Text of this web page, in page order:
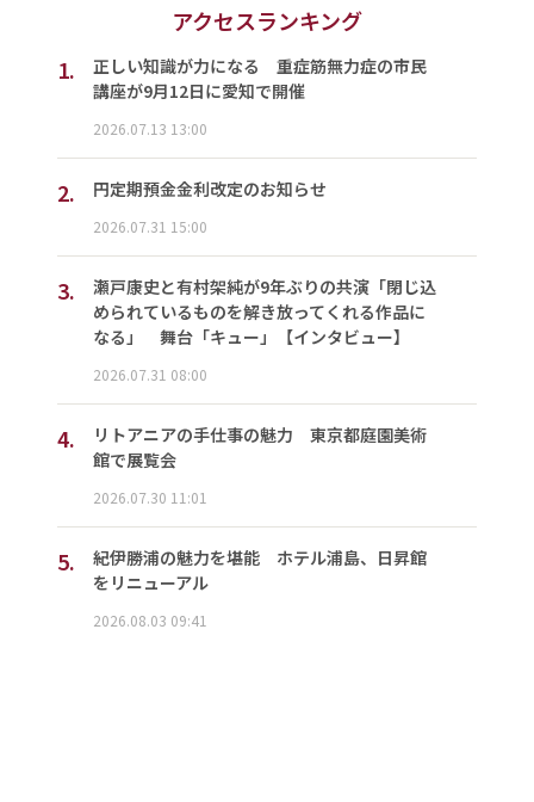
アクセスランキング
1.
正しい知識が力になる 重症筋無力症の市民
講座が9月12日に愛知で開催
2026.07.13 13:00
2. 円定期預金金利改定のお知らせ
2026.07.31 15:00
3.
瀬戸康史と有村架純が9年ぶりの共演「閉じ込
められているものを解き放ってくれる作品に
なる」 舞台「キュー」【インタビュー】
2026.07.31 08:00
4.
リトアニアの手仕事の魅力 東京都庭園美術
館で展覧会
2026.07.30 11:01
5.
紀伊勝浦の魅力を堪能 ホテル浦島、日昇館
をリニューアル
2026.08.03 09:41